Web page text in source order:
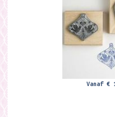
Vanaf €